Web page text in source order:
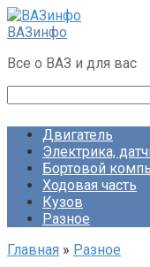
Перейти
к
ВАЗинфо
Все о ВАЗ и для вас
Двигатель
Электрика,
Бортовой
Ходовая часть
Кузов
Разное
Главная » Разное